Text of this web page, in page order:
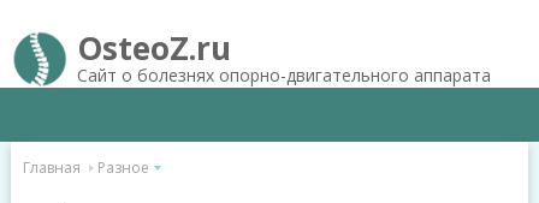
OsteoZ.ru
Сайт о болезнях опорно-двигательного аппарата
Главная Разное